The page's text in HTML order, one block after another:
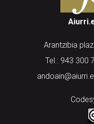
Arantzibia
Tel.: 943 300